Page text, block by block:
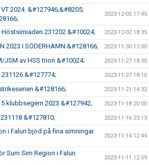
2024 &#127946;&#8205;
2023-12-05 17:45
231202 &#10024; 2023-12-02 18:35
2023 I SÖDERHAMN &#128166; 2023-11-30 12:00
JSM av HSS trion &#10024; 2023-11-27 18:30
&#127774; 2023-11-27 18:10
&#128166; 2023-11-21 14:32
klubbsegern 2023 &#127942; 2023-11-18 20:00
&#127810; 2023-11-16 23:13
i Falun bjöd på fina simningar
2023-11-14 12:44
Sum Sim Region i Falun
2023-11-11 12:59